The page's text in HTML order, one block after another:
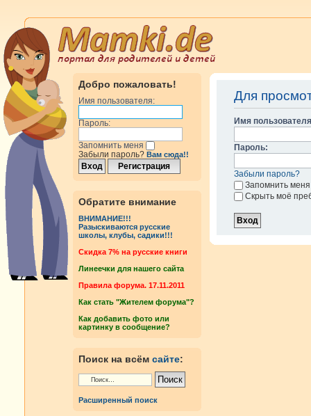
Добро пожаловать!
Имя пользователя:
Пароль:
Запомнить меня
Забыли пароль? Вам сюда!!
Обратите внимание
ВНИМАНИЕ!!!
Разыскиваются русские
школы, клубы, садики!!!
Cкидка 7% на русские книги
Линеечки для нашего сайта
Правила форума. 17.11.2011
Как стать "Жителем форума"?
Как добавить фото или
картинку в сообщение?
Поиск на всём сайте:
Расширенный поиск
Для
Имя
Пароль:
Забыли пароль?
Запомнить меня
Скрыть моё